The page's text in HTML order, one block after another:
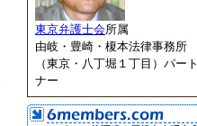
東京弁護士会所属
由岐・豊崎・榎本法律事務所
（東京・八丁堀１丁目）パート
ナー